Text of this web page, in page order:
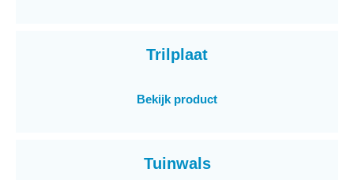
Trilplaat
Bekijk product
Tuinwals